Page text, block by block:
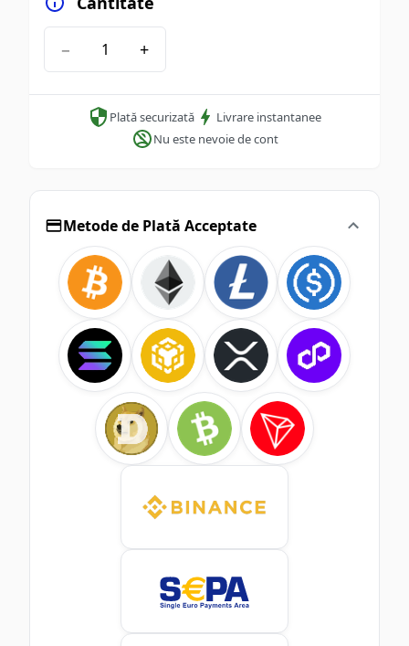
− +
Plată securizată
Livrare instantanee
Nu este nevoie de cont
Metode de Plată Acceptate